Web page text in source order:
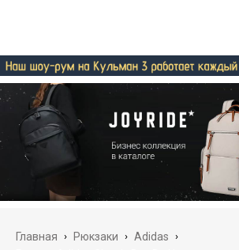
Главная › Рюкзаки › Adidas ›